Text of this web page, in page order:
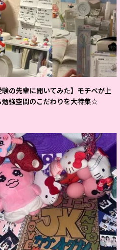
験の先輩に聞いてみた】モチベが上
勉強空間のこだわりを大特集☆